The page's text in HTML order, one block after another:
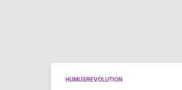
HUMUSREVOLUTION